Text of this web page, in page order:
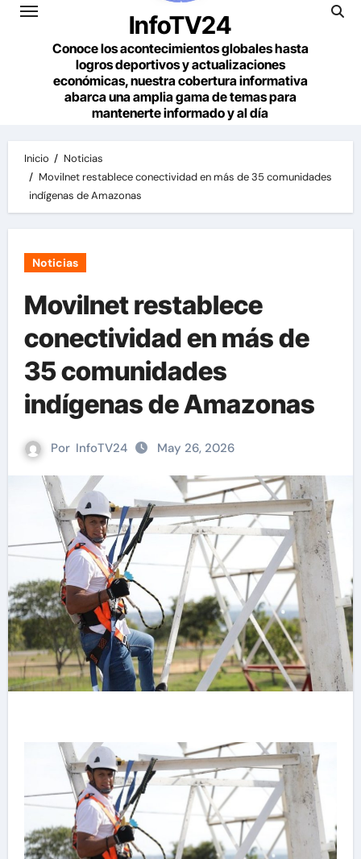
InfoTV24
Conoce los acontecimientos globales hasta
logros deportivos y actualizaciones
económicas, nuestra cobertura informativa
abarca una amplia gama de temas para
mantenerte informado y al día
Inicio
Noticias
Movilnet restablece conectividad en más de 35 comunidades
indígenas de Amazonas
Noticias
Movilnet restablece
conectividad en más de
35 comunidades
indígenas de Amazonas
Por InfoTV24 May 26, 2026